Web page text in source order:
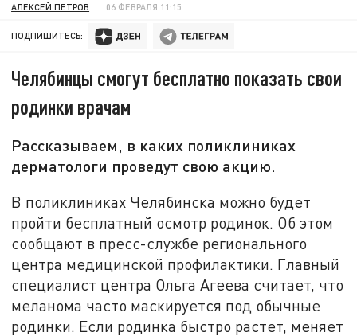
АЛЕКСЕЙ ПЕТРОВ 06 ФЕВРАЛЯ 11:15
ПОДПИШИТЕСЬ:
Челябинцы смогут бесплатно показать свои
родинки врачам
Рассказываем, в каких поликлиниках
дерматологи проведут свою акцию.
В поликлиниках Челябинска можно будет
пройти бесплатный осмотр родинок. Об этом
сообщают в пресс-службе регионального
центра медицинской профилактики. Главный
специалист центра Ольга Агеева считает, что
меланома часто маскируется под обычные
родинки. Если родинка быстро растет, меняет